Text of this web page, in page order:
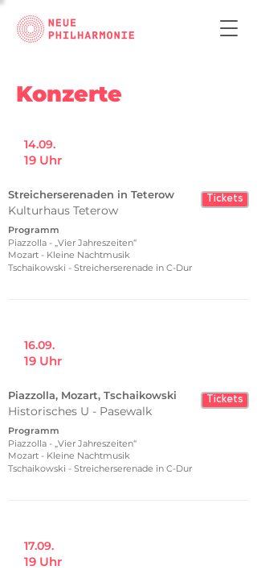
Konzerte
14.09.
19 Uhr
Streicherserenaden in Teterow
Kulturhaus Teterow
Tickets
Programm
Piazzolla - „Vier Jahreszeiten“
Mozart - Kleine Nachtmusik
Tschaikowski - Streicherserenade in C-Dur
16.09.
19 Uhr
Piazzolla, Mozart, Tschaikowski
Historisches U - Pasewalk
Tickets
Programm
Piazzolla - „Vier Jahreszeiten“
Mozart - Kleine Nachtmusik
Tschaikowski - Streicherserenade in C-Dur
17.09.
19 Uhr